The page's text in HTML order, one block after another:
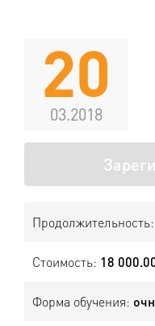
20
03.2018
Продолжительность:
Стоимость: 18
Форма обучения: